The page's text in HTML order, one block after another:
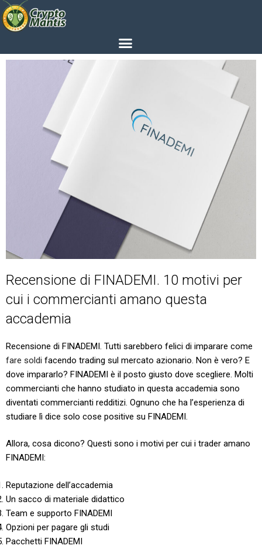
Recensione di FINADEMI. 10 motivi per
cui i commercianti amano questa
accademia
Recensione di FINADEMI. Tutti sarebbero felici di imparare come
fare soldi facendo trading sul mercato azionario. Non è vero? E
dove impararlo? FINADEMI è il posto giusto dove scegliere. Molti
commercianti che hanno studiato in questa accademia sono
diventati commercianti redditizi. Ognuno che ha l’esperienza di
studiare lì dice solo cose positive su FINADEMI.
Allora, cosa dicono? Questi sono i motivi per cui i trader amano
FINADEMI:
Reputazione dell’accademia
Un sacco di materiale didattico
Team e supporto FINADEMI
Opzioni per pagare gli studi
Pacchetti FINADEMI